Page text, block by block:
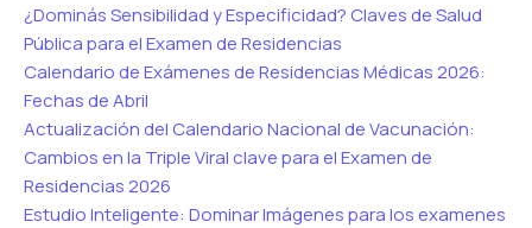
¿Dominás Sensibilidad y Especificidad? Claves de Salud
Pública para el Examen de Residencias
Calendario de Exámenes de Residencias Médicas 2026:
Fechas de Abril
Actualización del Calendario Nacional de Vacunación:
Cambios en la Triple Viral clave para el Examen de
Residencias 2026
Estudio Inteligente: Dominar Imágenes para los examenes